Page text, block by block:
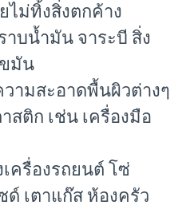
ไม่ทิ้งสิ่งตกค้าง
าบน้ำมัน จาระบี สิ่ง
มัน
วามสะอาดพื้นผิวต่างๆ
สติก เช่น เครื่องมือ
ครื่องรถยนต์ โซ่
ด์ เตาแก๊ส ห้องครัว